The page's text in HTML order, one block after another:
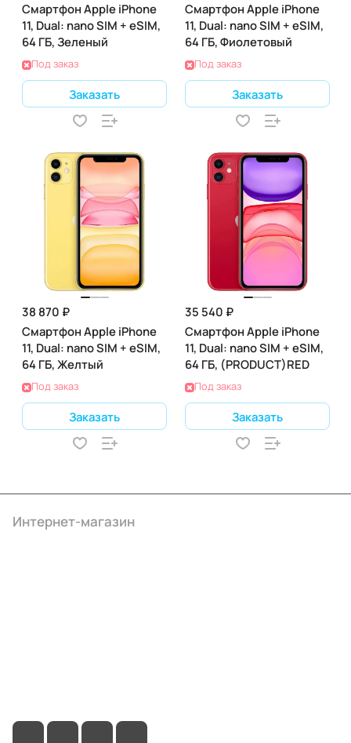
Смартфон Apple iPhone
11, Dual: nano SIM + eSIM,
64 ГБ, Зеленый
Под заказ
Заказать
Смартфон Apple iPhone
11, Dual: nano SIM + eSIM,
64 ГБ, Фиолетовый
Под заказ
Заказать
38 870 ₽
Смартфон Apple iPhone
11, Dual: nano SIM + eSIM,
64 ГБ, Желтый
Под заказ
Заказать
35 540 ₽
Смартфон Apple iPhone
11, Dual: nano SIM + eSIM,
64 ГБ, (PRODUCT)RED
Под заказ
Заказать
Интернет-магазин